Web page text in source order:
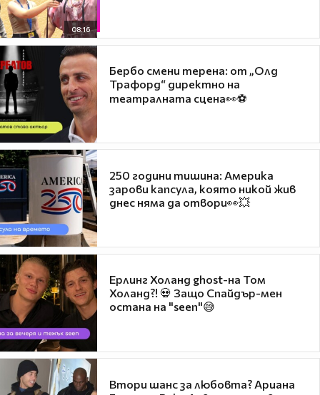
08:16
Бербо смени терена: от „Олд
Трафорд“ директно на
театралната сцена👀⚽
250 години тишина: Америка
зарови капсула, която никой жив
днес няма да отвори👀💥
Ерлинг Холанд ghost-на Том
Холанд?! 💀 Защо Спайдър-мен
остана на "seen"😅
Втори шанс за любовта? Ариана